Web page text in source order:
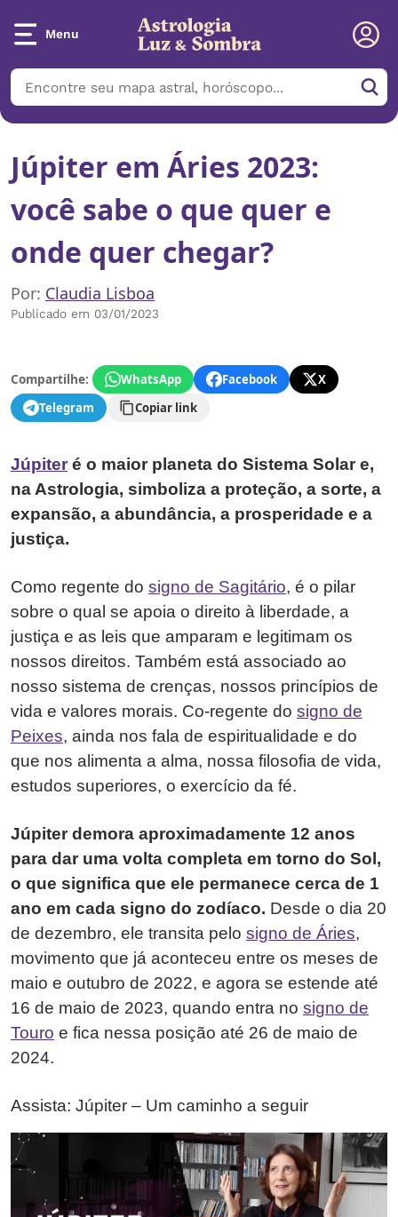
Menu
Júpiter em Áries 2023:
você sabe o que quer e
onde quer chegar?
Por: Claudia Lisboa
Publicado em 03/01/2023
Compartilhe: WhatsApp Facebook
X
Telegram
Copiar link
Júpiter é o maior planeta do Sistema Solar e,
na Astrologia, simboliza a proteção, a sorte, a
expansão, a abundância, a prosperidade e a
justiça.
Como regente do signo de Sagitário, é o pilar
sobre o qual se apoia o direito à liberdade, a
justiça e as leis que amparam e legitimam os
nossos direitos. Também está associado ao
nosso sistema de crenças, nossos princípios de
vida e valores morais. Co-regente do signo de
Peixes, ainda nos fala de espiritualidade e do
que nos alimenta a alma, nossa filosofia de vida,
estudos superiores, o exercício da fé.
Júpiter demora aproximadamente 12 anos
para dar uma volta completa em torno do Sol,
o que significa que ele permanece cerca de 1
ano em cada signo do zodíaco. Desde o dia 20
de dezembro, ele transita pelo signo de Áries,
movimento que já aconteceu entre os meses de
maio e outubro de 2022, e agora se estende até
16 de maio de 2023, quando entra no signo de
Touro e fica nessa posição até 26 de maio de
2024.
Assista: Júpiter – Um caminho a seguir